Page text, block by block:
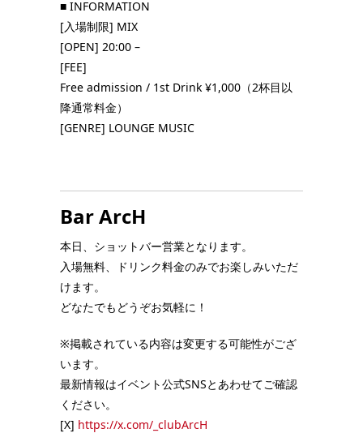
■ INFORMATION
[入場制限] MIX
[OPEN] 20:00 –
[FEE]
Free admission / 1st Drink ¥1,000（2杯目以
降通常料金）
[GENRE] LOUNGE MUSIC
Bar ArcH
本日、ショットバー営業となります。
入場無料、ドリンク料金のみでお楽しみいただ
けます。
どなたでもどうぞお気軽に！
※掲載されている内容は変更する可能性がござ
います。
最新情報はイベント公式SNSとあわせてご確認
ください。
[X] https://x.com/_clubArcH